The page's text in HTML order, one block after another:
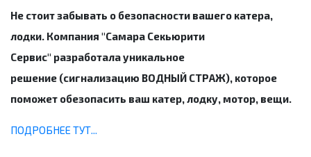
Не стоит забывать о безопасности вашего катера,
лодки. Компания "Самара Секьюрити
Сервис" разработала уникальное
решение (сигнализацию ВОДНЫЙ СТРАЖ), которое
поможет обезопасить ваш катер, лодку, мотор, вещи.
ПОДРОБНЕЕ ТУТ...